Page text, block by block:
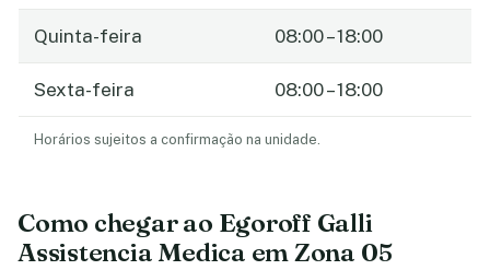
Quinta-feira 08:00 – 18:00
Sexta-feira 08:00 – 18:00
Horários sujeitos a confirmação na unidade.
Como chegar ao Egoroff Galli
Assistencia Medica em Zona 05